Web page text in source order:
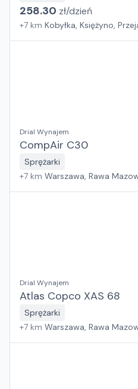
258.30 zł/dzień
+7 km Kobyłka, Księżyno,
Drial Wynajem
CompAir C30
Sprężarki
+7 km Warszawa, Rawa
Drial Wynajem
Atlas Copco XAS 68
Sprężarki
+7 km Warszawa, Rawa